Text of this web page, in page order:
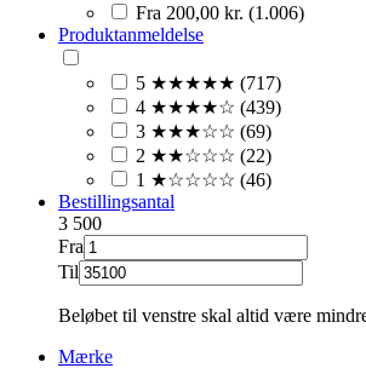
Fra 200,00 kr. (1.006)
Produktanmeldelse
5 ★★★★★ (717)
4 ★★★★☆ (439)
3 ★★★☆☆ (69)
2 ★★☆☆☆ (22)
1 ★☆☆☆☆ (46)
Bestillingsantal
3 500
Fra
Til
Beløbet til venstre skal altid være
Mærke